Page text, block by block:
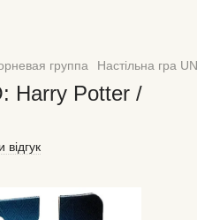
группа Настільна гра
Harry Potter /
відгук